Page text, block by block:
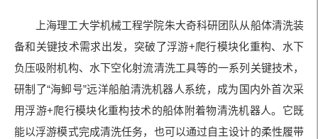
上海理工大学机械工程学院朱大奇科研团队从船体清洗装
备和关键技术需求出发，突破了浮游+爬行模块化重构、水下
负压吸附机构、水下空化射流清洗工具等的一系列关键技术，
研制了“海鮣号”远洋船舶清洗机器人系统，成为国内外首次采
用浮游+爬行模块化重构技术的船体附着物清洗机器人。它既
能以浮游模式完成清洗任务，也可以通过自主设计的柔性履带